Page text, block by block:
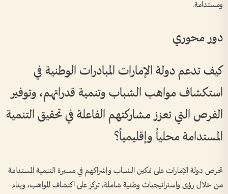
ومستدامة.
دور محوري
كيف تدعم دولة الإمارات المبادرات الوطنية في
استكشاف مواهب الشباب وتنمية قدراتهم، وتوفير
الفرص التي تعزز مشاركتهم الفاعلة في تحقيق التنمية
المستدامة محلياً وإقليمياً؟
تحرص دولة الإمارات على تمكين الشباب وإشراكهم في مسيرة التنمية المستدامة
من خلال رؤى واستراتيجيات وطنية شاملة، تركز على اكتشاف المواهب، وبناء